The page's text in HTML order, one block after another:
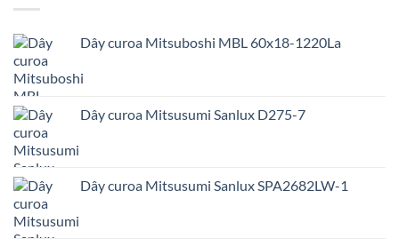
Dây curoa Mitsuboshi MBL 60x18-1220La
Dây curoa Mitsusumi Sanlux D275-7
Dây curoa Mitsusumi Sanlux SPA2682LW-1